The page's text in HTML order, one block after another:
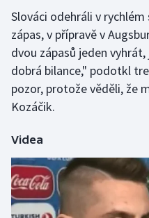
Judo
Krasobruslení
Lezení
Lyže a snowboard
Moderní pětiboj
Motorsport
Olympijské hry
Slováci odehráli v
zápas, v přípravě v
dvou zápasů jeden
dobrá bilance," podotkl
pozor, protože věděli, že
Kozáčik.
Videa